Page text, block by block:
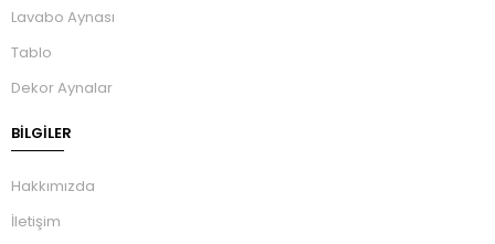
Lavabo Aynası
Tablo
Dekor Aynalar
BILGILER
Hakkımızda
İletişim